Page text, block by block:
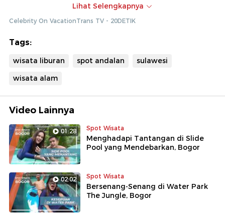
Dok : Celebrity on Vacation Trans TV (Diki)
Lihat Selengkapnya
Celebrity On VacationTrans TV - 20DETIK
Tags:
wisata liburan spot andalan
sulawesi
wisata alam
Video Lainnya
01:28 Spot Wisata
Menghadapi Tantangan di Slide
Pool yang Mendebarkan, Bogor
02:02 Spot Wisata
Bersenang-Senang di Water Park
The Jungle, Bogor